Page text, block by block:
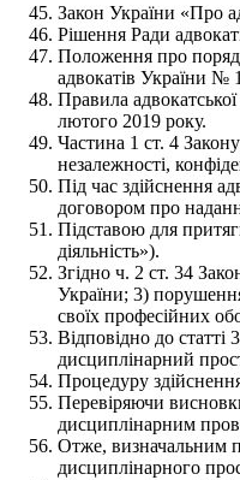
Закон України «Про
Рішення Ради
Положення про
адвокатів України №
Правила
лютого 2019 року.
Частина 1 ст. 4
незалежності,
Під час здійснення
договором про
Підставою для
діяльність»).
Згідно ч. 2 ст. 34
України; 3)
своїх професійних
Відповідно до статті
дисциплінарний
Процедуру
Перевіряючи
дисциплінарним
Отже, визначальним
дисциплінарного